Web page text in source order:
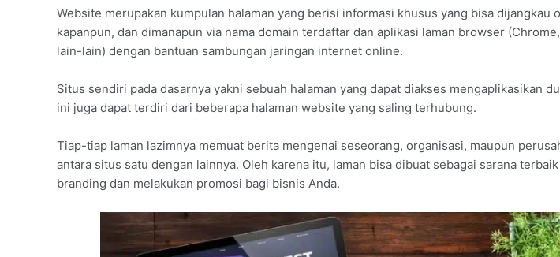
Website merupakan kumpulan halaman yang berisi informasi khusus yang bisa dijangkau
kapanpun, dan dimanapun via nama domain terdaftar dan aplikasi laman browser
lain-lain) dengan bantuan sambungan jaringan internet online.
Situs sendiri pada dasarnya yakni sebuah halaman yang dapat diakses mengaplikasikan
ini juga dapat terdiri dari beberapa halaman website yang saling terhubung.
Tiap-tiap laman lazimnya memuat berita mengenai seseorang, organisasi, maupun
antara situs satu dengan lainnya. Oleh karena itu, laman bisa dibuat sebagai sarana
branding dan melakukan promosi bagi bisnis Anda.